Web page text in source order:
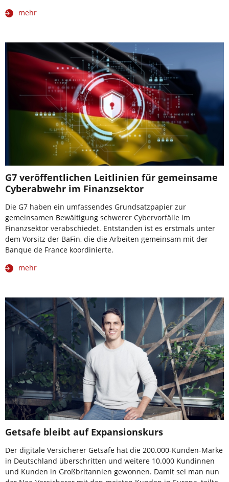
mehr
G7 veröffentlichen Leitlinien für gemeinsame
Cyberabwehr im Finanzsektor
Die G7 haben ein umfassendes Grundsatzpapier zur
gemeinsamen Bewältigung schwerer Cybervorfälle im
Finanzsektor verabschiedet. Entstanden ist es erstmals unter
dem Vorsitz der BaFin, die die Arbeiten gemeinsam mit der
Banque de France koordinierte.
mehr
Getsafe bleibt auf Expansionskurs
Der digitale Versicherer Getsafe hat die 200.000-Kunden-Marke
in Deutschland überschritten und weitere 10.000 Kundinnen
und Kunden in Großbritannien gewonnen. Damit sei man nun